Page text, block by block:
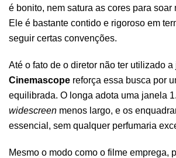
é bonito, nem satura as cores para soar
Ele é bastante contido e rigoroso em
seguir certas convenções.
Até o fato de o diretor não ter utilizado a
Cinemascope reforça essa busca por
equilibrada. O longa adota uma janela
widescreen menos largo, e os
essencial, sem qualquer perfumaria
Mesmo o modo como o filme emprega,